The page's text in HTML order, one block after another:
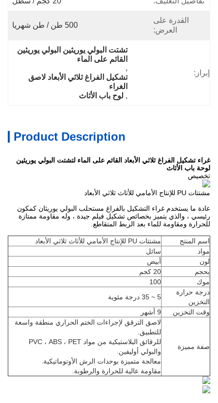
القدرة على
العرض:
500 طن / طن شهريا
إبراز:
تشتت البولي يوريثين البولي يوريثين
القائم على الماء
,
تشكيل الفراغ ثلاثي الأبعاد لاصق
الغراء
, لوح باب الأثاث
Product Description
غراء تشكيل الفراغ ثلاثي الأبعاد القائم على الماء لتشتت البولي يوريثين
لوحة باب الأثاث
تخصيص
مشتتات PU للإنتاج الأمامي للأثاث ثلاثي الأبعاد
عادة ما يستخدم غراء التشكيل بالفراغ مستحلب البولي يوريثان كمكون
رئيسي ، والذي يتميز بخصائص تشكيل فيلم جيدة ، وله مقاومة ممتازة
للحرارة ومقاومة للماء بعد الربط المتقاطع.
اسم المنتج
مشتتات PU للإنتاج الأمامي للأثاث ثلاثي الأبعاد
مواد
سائل
لون
أبيض
بحجم
20 كجم
موك
100
درجة حرارة
التخزين
5 ~ 35 درجة مئوية
وقت التخزين
صفة مميزة
لاصق الترقق لإجراءات الختم الحراري منطقة واسعة
للتطبيق.
للرقائق البلاستيكية من مواد PVC ، ABS ، PET
والبولي أوليفين.
معالجة متميزة بوحدات الرش الأوتوماتيكية.
مقاومة عالية للحرارة والرطوبة.